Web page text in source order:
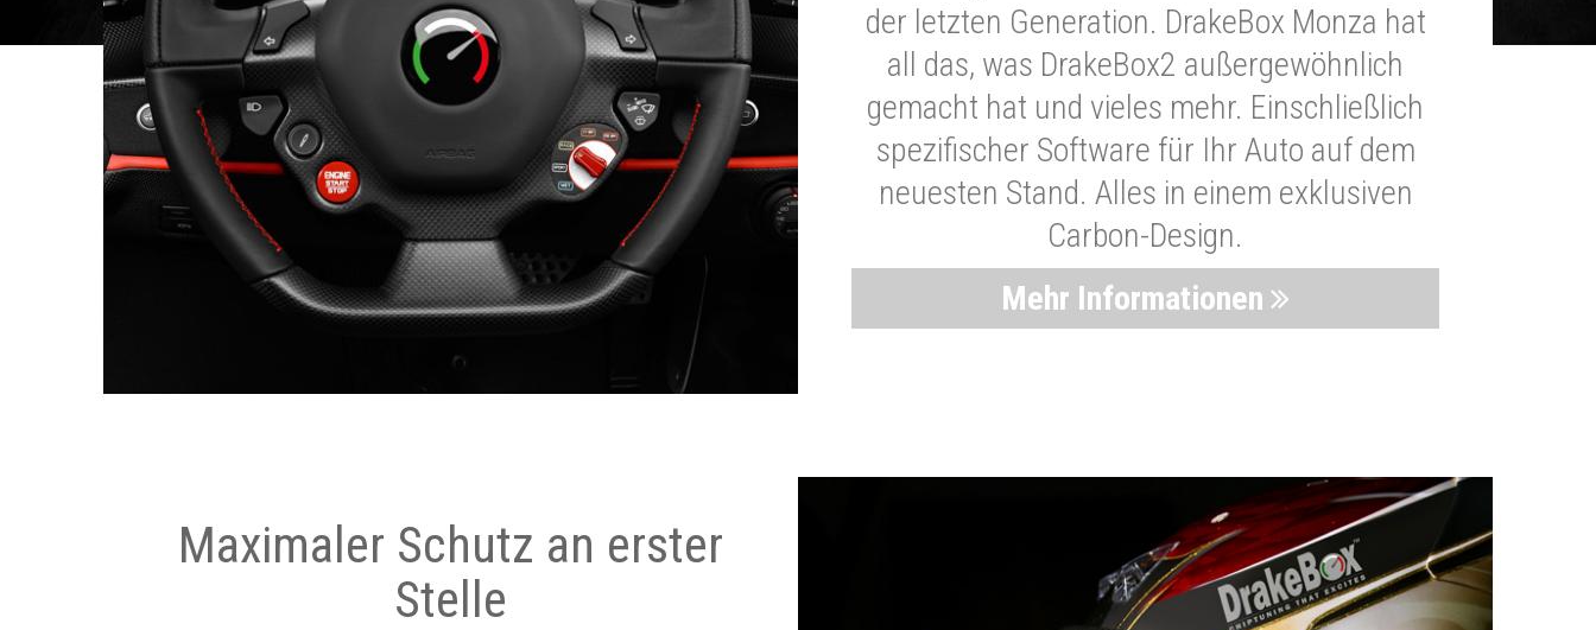
der letzten Generation. DrakeBox Monza hat
all das, was DrakeBox2 außergewöhnlich
gemacht hat und vieles mehr. Einschließlich
spezifischer Software für Ihr Auto auf dem
neuesten Stand. Alles in einem exklusiven
Carbon-Design.
Mehr Informationen
Maximaler Schutz an erster
Stelle